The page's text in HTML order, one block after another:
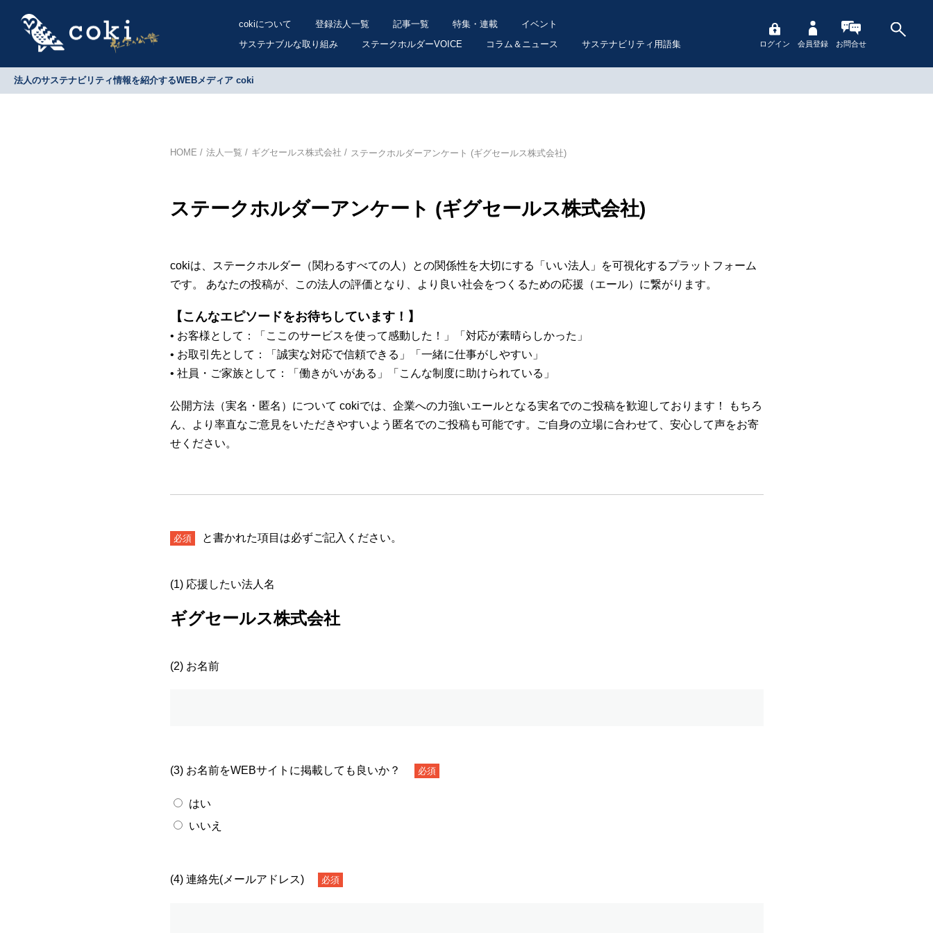
cokiについて 登録法人一覧 記事一覧 特集・連載
イベント
サステナブルな取り組み
ステークホルダーVOICE コラム＆ニュース サステナビリティ用語集 ログイン 会員登録 お問合せ
法人のサステナビリティ情報を紹介するWEBメディア coki
HOME 法人一覧 ギグセールス株式会社 ステークホルダーアンケート (ギグセールス株式会社)
ステークホルダーアンケート (ギグセールス株式会社)
cokiは、ステークホルダー（関わるすべての人）との関係性を大切にする「いい法人」を可視化するプラットフォーム
です。 あなたの投稿が、この法人の評価となり、より良い社会をつくるための応援（エール）に繋がります。
【こんなエピソードをお待ちしています！】
• お客様として：「ここのサービスを使って感動した！」「対応が素晴らしかった」
• お取引先として：「誠実な対応で信頼できる」「一緒に仕事がしやすい」
• 社員・ご家族として：「働きがいがある」「こんな制度に助けられている」
公開方法（実名・匿名）について cokiでは、企業への力強いエールとなる実名でのご投稿を歓迎しております！ もちろ
ん、より率直なご意見をいただきやすいよう匿名でのご投稿も可能です。ご自身の立場に合わせて、安心して声をお寄
せください。
必須 と書かれた項目は必ずご記入ください。
(1) 応援したい法人名
ギグセールス株式会社
(2) お名前
(3) お名前をWEBサイトに掲載しても良いか？ 必須
はい
いいえ
(4) 連絡先(メールアドレス) 必須